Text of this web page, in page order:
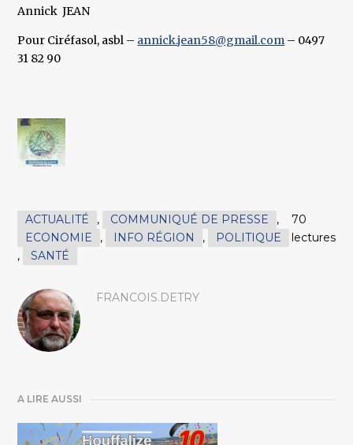
Annick JEAN
Pour Ciréfasol, asbl – annick.jean58@gmail.com – 0497
31 82 90
ACTUALITÉ , COMMUNIQUÉ DE PRESSE
,
ECONOMIE
, INFO RÉGION ,
POLITIQUE
,
SANTÉ
70
lectures
FRANCOIS.DETRY
A LIRE AUSSI